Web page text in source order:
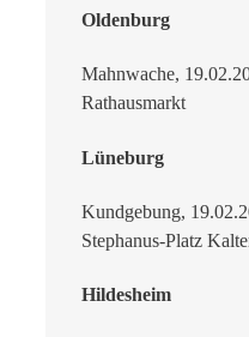
Oldenburg
Mahnwache,
Rathausmarkt
Lüneburg
Kundgebung,
Stephanus-Platz
Hildesheim